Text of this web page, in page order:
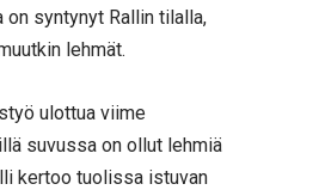
on syntynyt Rallin tilalla,
lehmät.
ulottua viime
suvussa on ollut lehmiä
kertoo tuolissa istuvan